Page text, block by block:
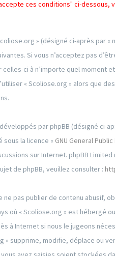
ces conditions" ci-
» (désigné ci-après par
Si vous n’acceptez pas
ci à n’importe quel moment
« Scoliose.org » alors que
par phpBB (désigné ci-
sous la licence « GNU General
sur Internet. phpBB
de phpBB, veuillez consulter :
ne pas publier de contenu abusif,
où « Scoliose.org » est hébergé
à Internet si nous le jugeons
» supprime, modifie, déplace ou